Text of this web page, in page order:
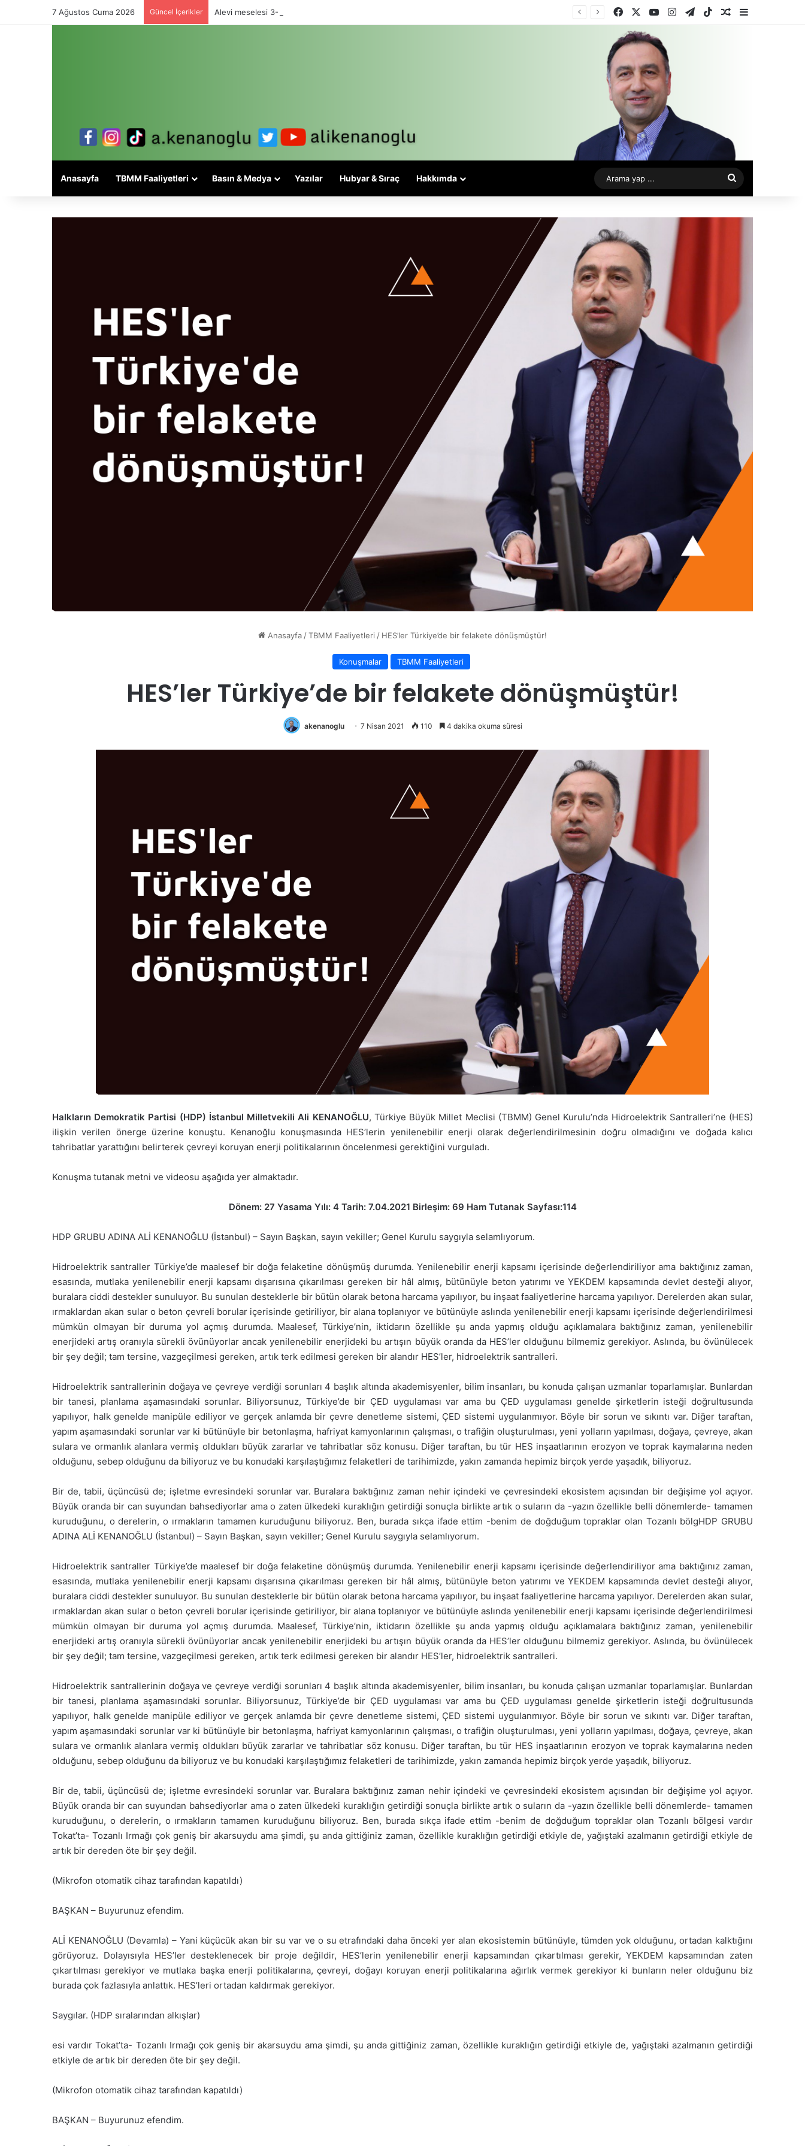
7 Ağustos Cuma 2026 Güncel İçerikler Alevi meselesi 3-5 valiyle çözülmez, bu bir eşit yurttaşlık sorunudur! FacebookYouTubeInstagram
TelegramTikTokRastgele Makale
Kenar
Anasayfa TBMM Faaliyetleri Basın & Medya Yazılar Hubyar & Sıraç Hakkımda
Arama
yap
...
Anasayfa /TBMM Faaliyetleri / HES’ler Türkiye’de bir felakete dönüşmüştür!
Konuşmalar TBMM Faaliyetleri
HES’ler Türkiye’de bir felakete dönüşmüştür!
akenanoglu 7 Nisan 2021 110 4 dakika okuma süresi
Halkların Demokratik Partisi (HDP) İstanbul Milletvekili Ali KENANOĞLU, Türkiye Büyük Millet Meclisi (TBMM) Genel Kurulu’nda Hidroelektrik Santralleri’ne (HES)
ilişkin verilen önerge üzerine konuştu. Kenanoğlu konuşmasında HES’lerin yenilenebilir enerji olarak değerlendirilmesinin doğru olmadığını ve doğada kalıcı
tahribatlar yarattığını belirterek çevreyi koruyan enerji politikalarının öncelenmesi gerektiğini vurguladı.
Konuşma tutanak metni ve videosu aşağıda yer almaktadır.
Dönem: 27 Yasama Yılı: 4 Tarih: 7.04.2021 Birleşim: 69 Ham Tutanak Sayfası:114
HDP GRUBU ADINA ALİ KENANOĞLU (İstanbul) – Sayın Başkan, sayın vekiller; Genel Kurulu saygıyla selamlıyorum.
Hidroelektrik santraller Türkiye’de maalesef bir doğa felaketine dönüşmüş durumda. Yenilenebilir enerji kapsamı içerisinde değerlendiriliyor ama baktığınız zaman,
esasında, mutlaka yenilenebilir enerji kapsamı dışarısına çıkarılması gereken bir hâl almış, bütünüyle beton yatırımı ve YEKDEM kapsamında devlet desteği alıyor,
buralara ciddi destekler sunuluyor. Bu sunulan desteklerle bir bütün olarak betona harcama yapılıyor, bu inşaat faaliyetlerine harcama yapılıyor. Derelerden akan sular,
ırmaklardan akan sular o beton çevreli borular içerisinde getiriliyor, bir alana toplanıyor ve bütünüyle aslında yenilenebilir enerji kapsamı içerisinde değerlendirilmesi
mümkün olmayan bir duruma yol açmış durumda. Maalesef, Türkiye’nin, iktidarın özellikle şu anda yapmış olduğu açıklamalara baktığınız zaman, yenilenebilir
enerjideki artış oranıyla sürekli övünüyorlar ancak yenilenebilir enerjideki bu artışın büyük oranda da HES’ler olduğunu bilmemiz gerekiyor. Aslında, bu övünülecek
bir şey değil; tam tersine, vazgeçilmesi gereken, artık terk edilmesi gereken bir alandır HES’ler, hidroelektrik santralleri.
Hidroelektrik santrallerinin doğaya ve çevreye verdiği sorunları 4 başlık altında akademisyenler, bilim insanları, bu konuda çalışan uzmanlar toparlamışlar. Bunlardan
bir tanesi, planlama aşamasındaki sorunlar. Biliyorsunuz, Türkiye’de bir ÇED uygulaması var ama bu ÇED uygulaması genelde şirketlerin isteği doğrultusunda
yapılıyor, halk genelde manipüle ediliyor ve gerçek anlamda bir çevre denetleme sistemi, ÇED sistemi uygulanmıyor. Böyle bir sorun ve sıkıntı var. Diğer taraftan,
yapım aşamasındaki sorunlar var ki bütünüyle bir betonlaşma, hafriyat kamyonlarının çalışması, o trafiğin oluşturulması, yeni yolların yapılması, doğaya, çevreye, akan
sulara ve ormanlık alanlara vermiş oldukları büyük zararlar ve tahribatlar söz konusu. Diğer taraftan, bu tür HES inşaatlarının erozyon ve toprak kaymalarına neden
olduğunu, sebep olduğunu da biliyoruz ve bu konudaki karşılaştığımız felaketleri de tarihimizde, yakın zamanda hepimiz birçok yerde yaşadık, biliyoruz.
Bir de, tabii, üçüncüsü de; işletme evresindeki sorunlar var. Buralara baktığınız zaman nehir içindeki ve çevresindeki ekosistem açısından bir değişime yol açıyor.
Büyük oranda bir can suyundan bahsediyorlar ama o zaten ülkedeki kuraklığın getirdiği sonuçla birlikte artık o suların da -yazın özellikle belli dönemlerde- tamamen
kuruduğunu, o derelerin, o ırmakların tamamen kuruduğunu biliyoruz. Ben, burada sıkça ifade ettim -benim de doğduğum topraklar olan Tozanlı bölgHDP GRUBU
ADINA ALİ KENANOĞLU (İstanbul) – Sayın Başkan, sayın vekiller; Genel Kurulu saygıyla selamlıyorum.
Hidroelektrik santraller Türkiye’de maalesef bir doğa felaketine dönüşmüş durumda. Yenilenebilir enerji kapsamı içerisinde değerlendiriliyor ama baktığınız zaman,
esasında, mutlaka yenilenebilir enerji kapsamı dışarısına çıkarılması gereken bir hâl almış, bütünüyle beton yatırımı ve YEKDEM kapsamında devlet desteği alıyor,
buralara ciddi destekler sunuluyor. Bu sunulan desteklerle bir bütün olarak betona harcama yapılıyor, bu inşaat faaliyetlerine harcama yapılıyor. Derelerden akan sular,
ırmaklardan akan sular o beton çevreli borular içerisinde getiriliyor, bir alana toplanıyor ve bütünüyle aslında yenilenebilir enerji kapsamı içerisinde değerlendirilmesi
mümkün olmayan bir duruma yol açmış durumda. Maalesef, Türkiye’nin, iktidarın özellikle şu anda yapmış olduğu açıklamalara baktığınız zaman, yenilenebilir
enerjideki artış oranıyla sürekli övünüyorlar ancak yenilenebilir enerjideki bu artışın büyük oranda da HES’ler olduğunu bilmemiz gerekiyor. Aslında, bu övünülecek
bir şey değil; tam tersine, vazgeçilmesi gereken, artık terk edilmesi gereken bir alandır HES’ler, hidroelektrik santralleri.
Hidroelektrik santrallerinin doğaya ve çevreye verdiği sorunları 4 başlık altında akademisyenler, bilim insanları, bu konuda çalışan uzmanlar toparlamışlar. Bunlardan
bir tanesi, planlama aşamasındaki sorunlar. Biliyorsunuz, Türkiye’de bir ÇED uygulaması var ama bu ÇED uygulaması genelde şirketlerin isteği doğrultusunda
yapılıyor, halk genelde manipüle ediliyor ve gerçek anlamda bir çevre denetleme sistemi, ÇED sistemi uygulanmıyor. Böyle bir sorun ve sıkıntı var. Diğer taraftan,
yapım aşamasındaki sorunlar var ki bütünüyle bir betonlaşma, hafriyat kamyonlarının çalışması, o trafiğin oluşturulması, yeni yolların yapılması, doğaya, çevreye, akan
sulara ve ormanlık alanlara vermiş oldukları büyük zararlar ve tahribatlar söz konusu. Diğer taraftan, bu tür HES inşaatlarının erozyon ve toprak kaymalarına neden
olduğunu, sebep olduğunu da biliyoruz ve bu konudaki karşılaştığımız felaketleri de tarihimizde, yakın zamanda hepimiz birçok yerde yaşadık, biliyoruz.
Bir de, tabii, üçüncüsü de; işletme evresindeki sorunlar var. Buralara baktığınız zaman nehir içindeki ve çevresindeki ekosistem açısından bir değişime yol açıyor.
Büyük oranda bir can suyundan bahsediyorlar ama o zaten ülkedeki kuraklığın getirdiği sonuçla birlikte artık o suların da -yazın özellikle belli dönemlerde- tamamen
kuruduğunu, o derelerin, o ırmakların tamamen kuruduğunu biliyoruz. Ben, burada sıkça ifade ettim -benim de doğduğum topraklar olan Tozanlı bölgesi vardır
Tokat’ta- Tozanlı Irmağı çok geniş bir akarsuydu ama şimdi, şu anda gittiğiniz zaman, özellikle kuraklığın getirdiği etkiyle de, yağıştaki azalmanın getirdiği etkiyle de
artık bir dereden öte bir şey değil.
(Mikrofon otomatik cihaz tarafından kapatıldı)
BAŞKAN – Buyurunuz efendim.
ALİ KENANOĞLU (Devamla) – Yani küçücük akan bir su var ve o su etrafındaki daha önceki yer alan ekosistemin bütünüyle, tümden yok olduğunu, ortadan kalktığını
görüyoruz. Dolayısıyla HES’ler desteklenecek bir proje değildir, HES’lerin yenilenebilir enerji kapsamından çıkartılması gerekir, YEKDEM kapsamından zaten
çıkartılması gerekiyor ve mutlaka başka enerji politikalarına, çevreyi, doğayı koruyan enerji politikalarına ağırlık vermek gerekiyor ki bunların neler olduğunu biz
burada çok fazlasıyla anlattık. HES’leri ortadan kaldırmak gerekiyor.
Saygılar. (HDP sıralarından alkışlar)
esi vardır Tokat’ta- Tozanlı Irmağı çok geniş bir akarsuydu ama şimdi, şu anda gittiğiniz zaman, özellikle kuraklığın getirdiği etkiyle de, yağıştaki azalmanın getirdiği
etkiyle de artık bir dereden öte bir şey değil.
(Mikrofon otomatik cihaz tarafından kapatıldı)
BAŞKAN – Buyurunuz efendim.